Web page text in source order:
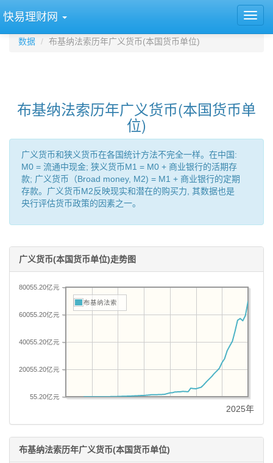
快易理财网
数据 布基纳法索历年广义货币(本国货币单位)
布基纳法索历年广义货币(本国货币单
位)
广义货币和狭义货币在各国统计方法不完全一样。在中国:
M0 = 流通中现金; 狭义货币M1 = M0 + 商业银行的活期存
款; 广义货币（Broad money, M2) = M1 + 商业银行的定期
存款。广义货币M2反映现实和潜在的购买力, 其数据也是
央行评估货币政策的因素之一。
广义货币(本国货币单位)走势图
55.20亿元
20055.20亿元
40055.20亿元
60055.20亿元
80055.20亿元
布基纳法索
2025年
布基纳法索历年广义货币(本国货币单位)